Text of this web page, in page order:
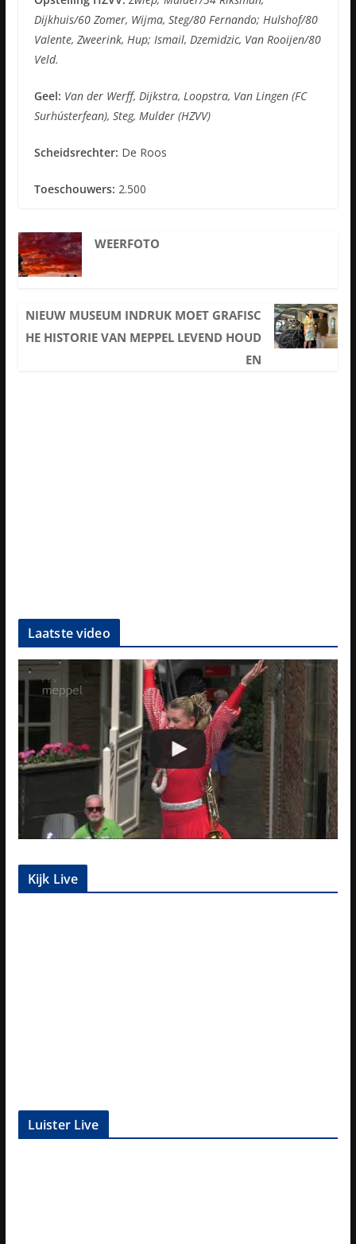
Dijkhuis/60 Zomer, Wijma, Steg/80 Fernando; Hulshof/80
Valente, Zweerink, Hup; Ismail, Dzemidzic, Van Rooijen/80
Veld.
Geel: Van der Werff, Dijkstra, Loopstra, Van Lingen (FC
Surhústerfean), Steg, Mulder (HZVV)
Scheidsrechter: De Roos
Toeschouwers: 2.500
WEERFOTO
NIEUW MUSEUM INDRUK MOET GRAFISC
HE HISTORIE VAN MEPPEL LEVEND HOUD
EN
Laatste video
Kijk Live
Luister Live